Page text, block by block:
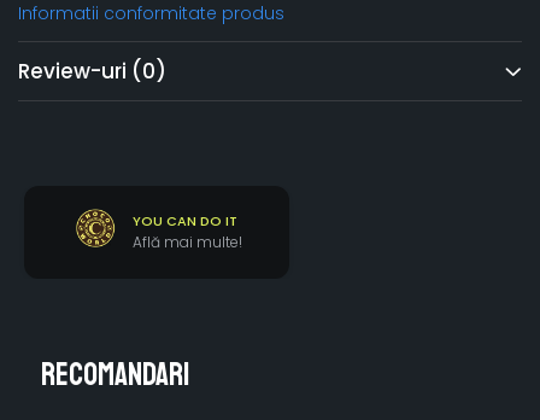
Informatii conformitate produs
Review-uri (0)
YOU CAN DO IT
Află mai multe!
Recomandari